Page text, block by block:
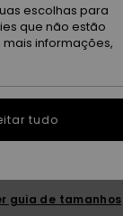
guia de tamanhos
escolhas para
que não estão
informações,
tudo